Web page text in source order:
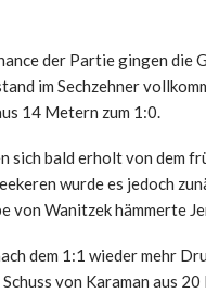
der Partie gingen die
im Sechzehner
14 Metern zum 1:0.
sich bald erholt von dem
wurde es jedoch
von Wanitzek hämmerte
dem 1:1 wieder mehr
von Karaman aus